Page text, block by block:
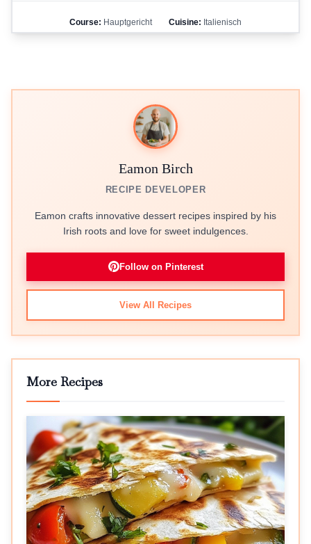
Course: Hauptgericht Cuisine: Italienisch
Eamon Birch
RECIPE DEVELOPER
Eamon crafts innovative dessert recipes inspired by his
Irish roots and love for sweet indulgences.
Follow on Pinterest
View All Recipes
More Recipes